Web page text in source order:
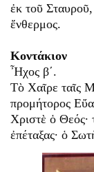
ἐκ τοῦ
ἔνθερμος.
Κοντάκιον
Ἦχος β΄.
Τὸ Χαῖρε ταῖς
προμήτορος
Χριστὲ ὁ Θεός·
ἐπέταξας· ὁ